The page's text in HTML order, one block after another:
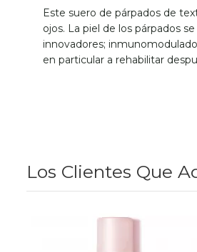
Este suero de párpados de
ojos. La piel de los párpados
innovadores;
en particular a rehabilitar
Los Clientes Que